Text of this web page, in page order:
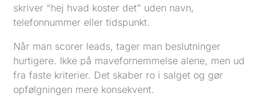
skriver “hej hvad koster det” uden navn,
telefonnummer eller tidspunkt.
Når man scorer leads, tager man beslutninger
hurtigere. Ikke på mavefornemmelse alene, men ud
fra faste kriterier. Det skaber ro i salget og gør
opfølgningen mere konsekvent.